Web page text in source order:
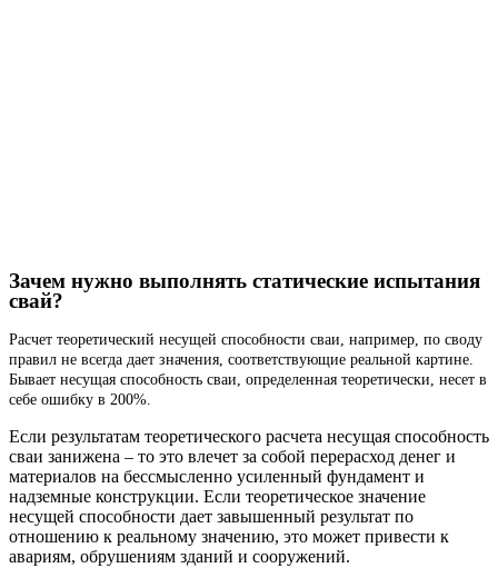
Зачем нужно выполнять статические испытания
свай?
Расчет теоретический несущей способности сваи, например, по своду
правил не всегда дает значения, соответствующие реальной картине.
Бывает несущая способность сваи, определенная теоретически, несет в
себе ошибку в 200%.
Если результатам теоретического расчета несущая способность
сваи занижена – то это влечет за собой перерасход денег и
материалов на бессмысленно усиленный фундамент и
надземные конструкции. Если теоретическое значение
несущей способности дает завышенный результат по
отношению к реальному значению, это может привести к
авариям, обрушениям зданий и сооружений.